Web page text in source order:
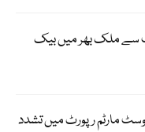
کا 16 اگست سے ملک بھر میں بیک
مارٹم رپورٹ میں تشدد